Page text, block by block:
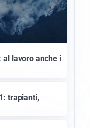
al lavoro anche i
trapianti,